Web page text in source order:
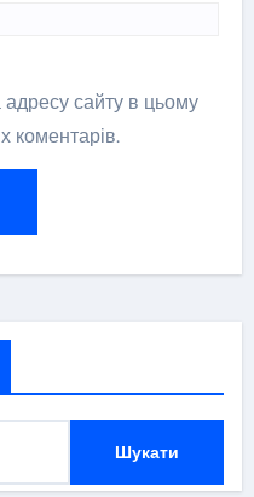
сайту в цьому
коментарів.